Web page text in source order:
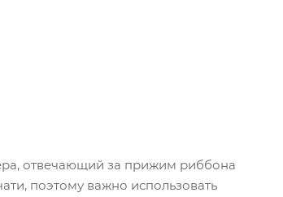
отвечающий за прижим риббона
поэтому важно использовать